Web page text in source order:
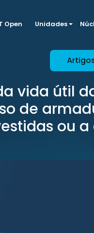
Open Unidades
vida útil
de
ou